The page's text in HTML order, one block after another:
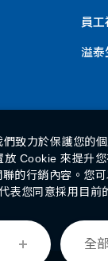
員工
溢泰
致力於保護您的
Cookie 來提升
的行銷內容。您
表您同意採用目前
全